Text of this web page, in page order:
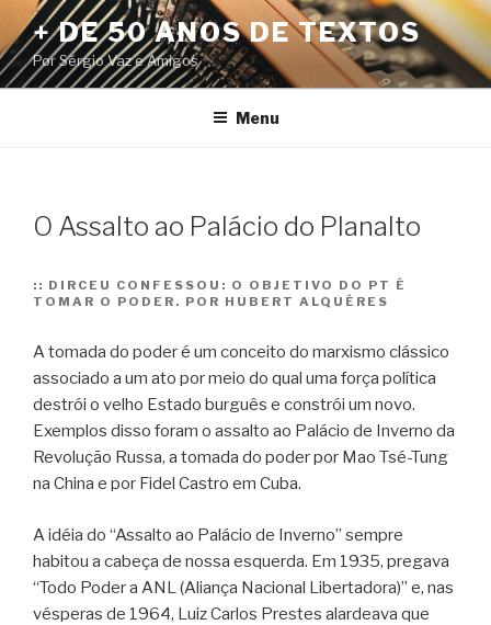
Pular
para
o
conteúdo
+ DE 50 ANOS DE TEXTOS
Por Sérgio Vaz e Amigos
Menu
O Assalto ao Palácio do Planalto
:: DIRCEU CONFESSOU: O OBJETIVO DO PT É
TOMAR O PODER. POR HUBERT ALQUÉRES
A tomada do poder é um conceito do marxismo clássico
associado a um ato por meio do qual uma força política
destrói o velho Estado burguês e constrói um novo.
Exemplos disso foram o assalto ao Palácio de Inverno da
Revolução Russa, a tomada do poder por Mao Tsé-Tung
na China e por Fidel Castro em Cuba.
A idéia do “Assalto ao Palácio de Inverno” sempre
habitou a cabeça de nossa esquerda. Em 1935, pregava
“Todo Poder a ANL (Aliança Nacional Libertadora)” e, nas
vésperas de 1964, Luiz Carlos Prestes alardeava que